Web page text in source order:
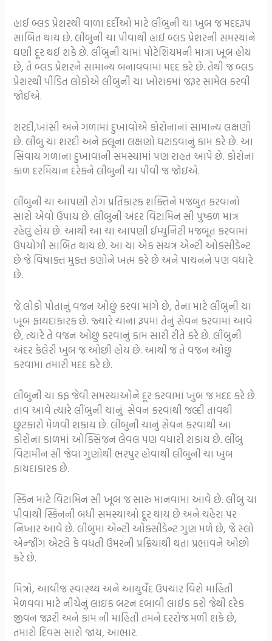
હાઈ બ્લડ પ્રેશરથી વાળા દર્દીઓ માટે લીંબુની ચા ખુબ જ મદદરૂપ
સાબિત થાય છે. લીંબુની ચા પીવાથી હાઈ બ્લડ પ્રેશરની સમસ્યાને
ઘણી દૂર થઈ શકે છે. લીંબુની ચામાં પોટેશિયમની માત્રા ખૂબ હોય
છે, તે બ્લડ પ્રેશરને સામાન્ય બનાવવામાં મદદ કરે છે. તેથી જ બ્લડ
પ્રેશરથી પીડિત લોકોએ લીંબુની ચા ખોરાકમાં જરૂર સામેલ કરવી
જોઈએ.
શરદી,ખાંસી અને ગળામાં દુખાવોએ કોરોનાનાં સામાન્ય લક્ષણો
છે. લીંબુ ચા શરદી અને ફ્લૂના લક્ષણો ઘટાડવાનું કામ કરે છે. આ
સિવાય ગળાના દુખાવાની સમસ્યામાં પણ રાહત આપે છે. કોરોના
કાળ દરમિયાન દરેકને લીંબુની ચા પીવી જ જોઇએ.
લીંબુની ચા આપણી રોગ પ્રતિકારક શક્તિને મજબુત કરવાનો
સારો એવો ઉપાય છે. લીંબુની અંદર વિટામિન સી પુષ્કળ માત્ર
રહેલું હોય છે. આથી આ ચા આપણી ઈમ્યુનિટી મજબૂત કરવામાં
ઉપયોગી સાબિત થાય છે. આ ચા એક સંયંત્ર એન્ટી ઓક્સીડેન્ટ
છે જે વિષાક્ત મુક્ત કણોને ખત્મ કરે છે અને પાચનને પણ વધારે
છે.
જે લોકો પોતાનું વજન ઓછું કરવા માંગે છે, તેના માટે લીંબુની ચા
ખૂબ ફાયદાકારક છે. જ્યારે ચાના રૂપમાં તેનું સેવન કરવામાં આવે
છે, ત્યારે તે વજન ઓછુ કરવાનું કામ સારી રીતે કરે છે. લીંબુની
અંદર કેલેરી ખુબ જ ઓછી હોય છે. આથી જ તે વજન ઓછું
કરવામાં તમારી મદદ કરે છે.
લીંબુની ચા કફ જેવી સમસ્યાઓને દૂર કરવામાં ખુબ જ મદદ કરે છે.
તાવ આવે ત્યારે લીંબુની ચાનું સેવન કરવાથી જલ્દી તાવથી
છુટકારો મેળવી શકાય છે. લીંબુની ચાનું સેવન કરવાથી આ
કોરોના કાળમાં ઓક્સિજન લેવલ પણ વધારી શકાય છે. લીંબુ
વિટામીન સી જેવા ગુણોથી ભરપુર હોવાથી લીંબુની ચા ખુબ
ફાયદાકારક છે.
સ્કિન માટે વિટામિન સી ખૂબ જ સારું માનવામાં આવે છે. લીંબુ ચા
પીવાથી સ્કિનની બધી સમસ્યાઓ દૂર થાય છે અને ચહેરા પર
નિખાર આવે છે. લીંબુમાં એન્ટી ઓક્સીડેન્ટ ગુણ મળે છે, જે સ્લો
એન્જીંગ એટલે કે વધતી ઉંમરની પ્રક્રિયાથી થતા પ્રભાવને ઓછો
કરે છે.
મિત્રો, આવીજ સ્વાસ્થ્ય અને આયુર્વેદ ઉપચાર વિશે માહિતી
મેળવવા માટે નીચેનું લાઇક બટન દબાવી લાઈક કરો જેથી દરેક
જીવન જરૂરી અને કામ ની માહિતી તમને દરરોજ મળી શકે છે,
તમારો દિવસ સારો જાય, આભાર.